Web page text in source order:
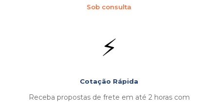
Sob consulta
⚡
Cotação Rápida
Receba propostas de frete em até 2 horas com